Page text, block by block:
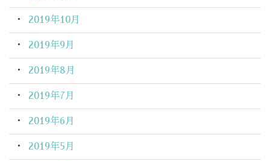
2019年10月
2019年9月
2019年8月
2019年7月
2019年6月
2019年5月